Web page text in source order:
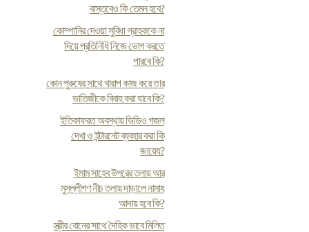
বাস্তবেও কি তেমন হবে?
কোম্পানির দেওয়া সুবিধা গ্রাহককে না
দিয়ে প্রতিনিধি নিজে ভোগ করতে
পারবে কি?
কোন পুরুষের সাথে খারাপ কাজ করে তার
ভাতিজীকে বিবাহ করা যাবে কি?
ইতিকাফরত অবস্থায় ভিডিও গজল
দেখা ও ইন্টারনেট ব্যবহার করা কি
জায়েয?
ইমাম সাহেব উপরের তলায় আর
মুসল্লীগণ নীচ তলায় দাড়ালে নামায
আদায় হবে কি?
স্ত্রীর বোনের সাথে দৈহিক ভাবে মিলিত